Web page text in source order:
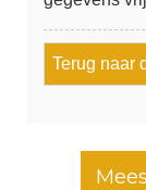
Terug naar